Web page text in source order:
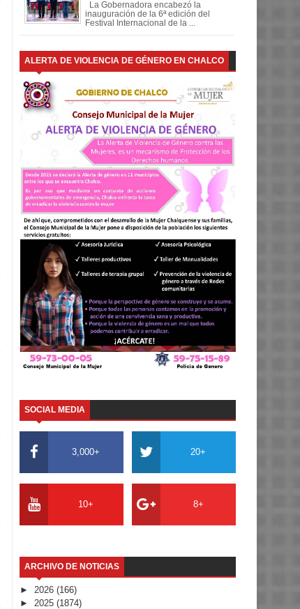
La Gobernadora encabezó la
inauguración de la 6ª edición del
Festival Internacional de la ...
ALERTA DE VIOLENCIA DE GÉNERO EN CHALCO
SOCIAL MEDIA
3,000+ 20+
10+ 8+
ARCHIVO DE NOTICIAS
► 2026 (166)
► 2025 (1874)